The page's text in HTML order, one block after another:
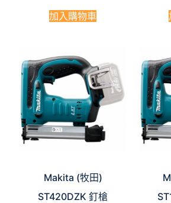
加入購物車
Makita (牧田)
ST420DZK 釘槍